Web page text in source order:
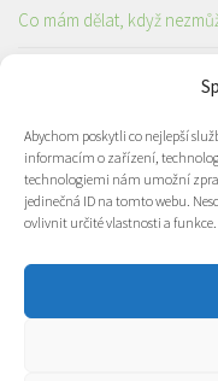
Abychom poskytli co nejlepší
informacím o zařízení,
technologiemi nám umožní
jedinečná ID na tomto webu.
ovlivnit určité vlastnosti a funkce.
Co mám dělat, když
Zprávy od dobrovolnice
KATECHETICKÉ A
Žádosti o kanonické mise
Prázdninový provoz na